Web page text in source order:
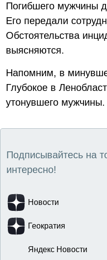
Погибшего мужчины
Его передали
Обстоятельства
выясняются.
Напомним, в
Глубокое в
утонувшего
Подписывайтесь на
интересно!
Новости
Геократия
Яндекс Новости